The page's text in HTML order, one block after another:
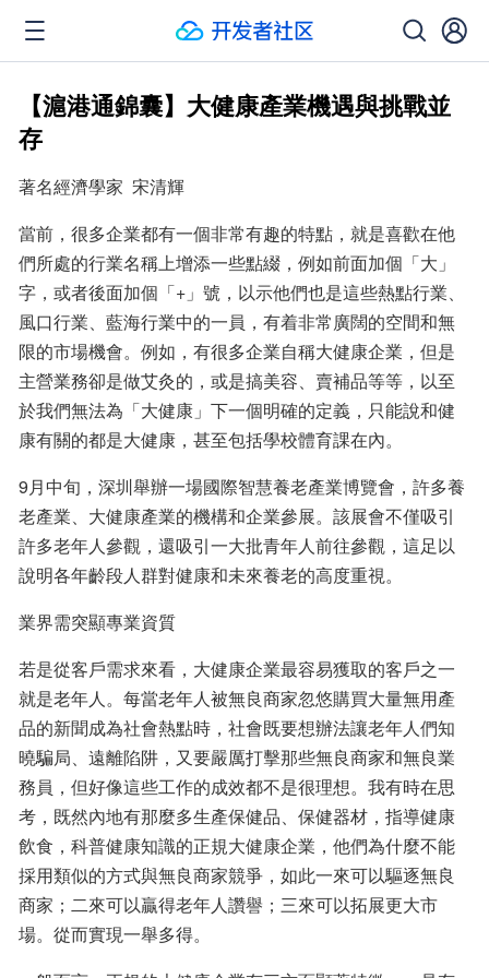
【滬港通錦囊】大健康產業機遇與挑戰並
存
著名經濟學家  宋清輝
當前，很多企業都有一個非常有趣的特點，就是喜歡在他
們所處的行業名稱上增添一些點綴，例如前面加個「大」
字，或者後面加個「+」號，以示他們也是這些熱點行業、
風口行業、藍海行業中的一員，有着非常廣闊的空間和無
限的市場機會。例如，有很多企業自稱大健康企業，但是
主營業務卻是做艾灸的，或是搞美容、賣補品等等，以至
於我們無法為「大健康」下一個明確的定義，只能說和健
康有關的都是大健康，甚至包括學校體育課在內。
9月中旬，深圳舉辦一場國際智慧養老產業博覽會，許多養
老產業、大健康產業的機構和企業參展。該展會不僅吸引
許多老年人參觀，還吸引一大批青年人前往參觀，這足以
說明各年齡段人群對健康和未來養老的高度重視。
業界需突顯專業資質
若是從客戶需求來看，大健康企業最容易獲取的客戶之一
就是老年人。每當老年人被無良商家忽悠購買大量無用產
品的新聞成為社會熱點時，社會既要想辦法讓老年人們知
曉騙局、遠離陷阱，又要嚴厲打擊那些無良商家和無良業
務員，但好像這些工作的成效都不是很理想。我有時在思
考，既然內地有那麼多生產保健品、保健器材，指導健康
飲食，科普健康知識的正規大健康企業，他們為什麼不能
採用類似的方式與無良商家競爭，如此一來可以驅逐無良
商家；二來可以贏得老年人讚譽；三來可以拓展更大市
場。從而實現一舉多得。